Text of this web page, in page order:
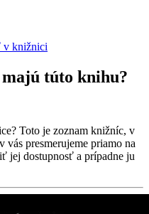
v knižnici
túto knihu?
Toto je zoznam knižníc, v
presmerujeme priamo na
jej dostupnosť a prípadne ju